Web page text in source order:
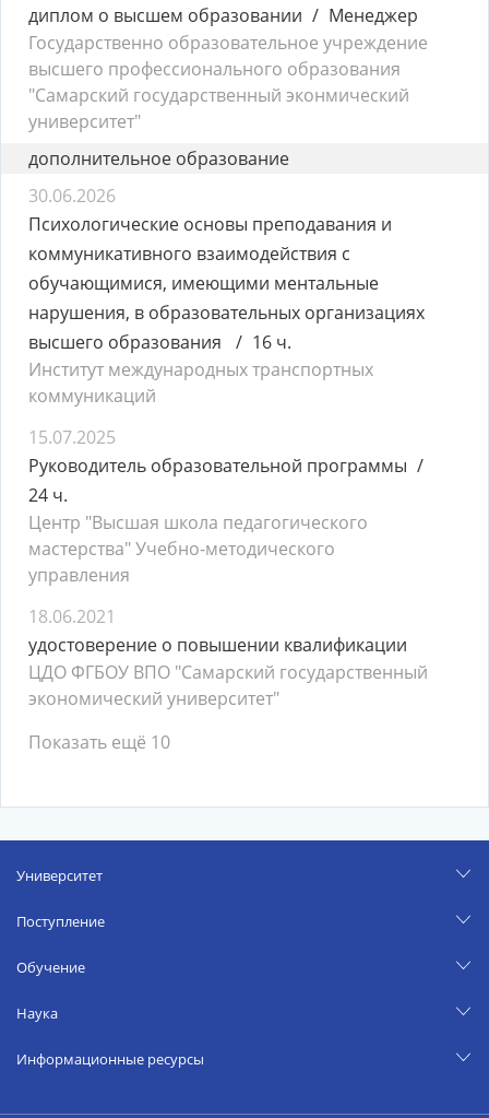
диплом о высшем образовании
Менеджер
Государственно образовательное учреждение
высшего профессионального образования
"Самарский государственный эконмический
университет"
дополнительное образование
30.06.2026
Психологические основы преподавания и
коммуникативного взаимодействия с
обучающимися, имеющими ментальные
нарушения, в образовательных организациях
высшего образования
16 ч.
Институт международных транспортных
коммуникаций
15.07.2025
Руководитель образовательной программы
24 ч.
Центр "Высшая школа педагогического
мастерства" Учебно-методического
управления
18.06.2021
удостоверение о повышении квалификации
ЦДО ФГБОУ ВПО "Самарский государственный
экономический университет"
Показать ещё 10
Университет
Поступление
Обучение
Наука
Информационные ресурсы